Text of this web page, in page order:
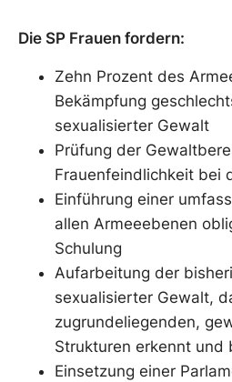
Die SP Frauen fordern:
Zehn Prozent des
Bekämpfung
sexualisierter Gewalt
Prüfung der
Frauenfeindlichkeit bei
Einführung einer
allen Armeeebenen
Schulung
Aufarbeitung der
sexualisierter Gewalt,
zugrundeliegenden,
Strukturen erkennt und
Einsetzung einer